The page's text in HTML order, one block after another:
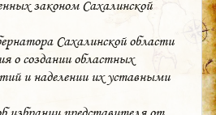
законом Сахалинской
Сахалинской области
о создании областных
и наделении их уставными